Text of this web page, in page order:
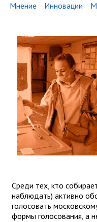
Мнение Инновации
Среди тех, кто
наблюдать) активно
голосовать
формы голосования, а